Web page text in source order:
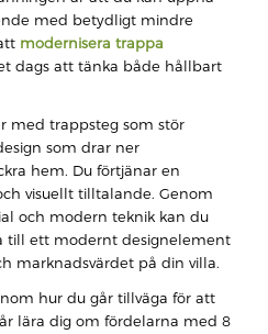
med betydligt mindre
modernisera trappa
dags att tänka både hållbart
med trappsteg som stör
som drar ner
hem. Du förtjänar en
visuellt tilltalande. Genom
och modern teknik kan du
till ett modernt designelement
marknadsvärdet på din villa.
hur du går tillväga för att
lära dig om fördelarna med 8